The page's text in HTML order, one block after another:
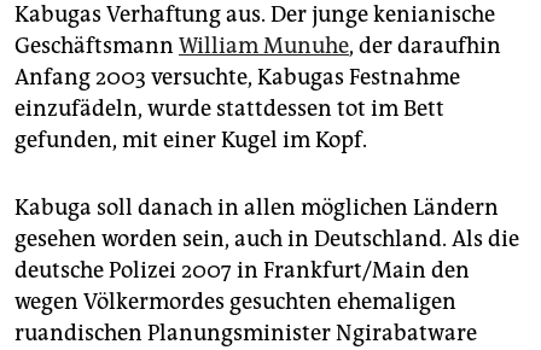
Kabugas Verhaftung aus. Der junge kenianische
Geschäftsmann William Munuhe, der daraufhin
Anfang 2003 versuchte, Kabugas Festnahme
einzufädeln, wurde stattdessen tot im Bett
gefunden, mit einer Kugel im Kopf.
Kabuga soll danach in allen möglichen Ländern
gesehen worden sein, auch in Deutschland. Als die
deutsche Polizei 2007 in Frankfurt/Main den
wegen Völkermordes gesuchten ehemaligen
ruandischen Planungsminister Ngirabatware